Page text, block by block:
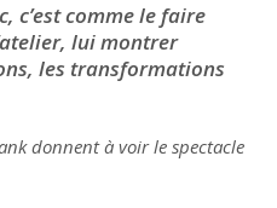
c’est comme le faire
lui montrer
les transformations
donnent à voir le spectacle